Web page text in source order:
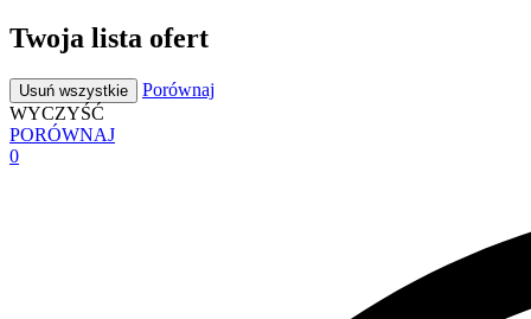
Twoja lista ofert
Usuń wszystkie
Porównaj
WYCZYŚĆ
PORÓWNAJ
0